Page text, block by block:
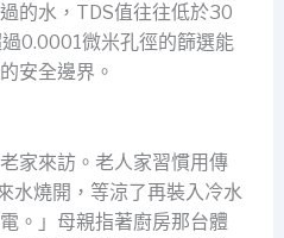
的水，TDS值往往低於30
0.0001微米孔徑的篩選能
安全邊界。
家來訪。老人家習慣用傳
燒開，等涼了再裝入冷水
。」母親指著廚房那台體